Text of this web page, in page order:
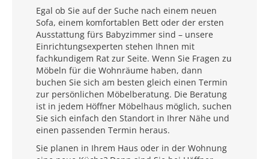
Egal ob Sie auf der Suche nach einem neuen
Sofa, einem komfortablen Bett oder der ersten
Ausstattung fürs Babyzimmer sind – unsere
Einrichtungsexperten stehen Ihnen mit
fachkundigem Rat zur Seite. Wenn Sie Fragen zu
Möbeln für die Wohnräume haben, dann
buchen Sie sich am besten gleich einen Termin
zur persönlichen Möbelberatung. Die Beratung
ist in jedem Höffner Möbelhaus möglich, suchen
Sie sich einfach den Standort in Ihrer Nähe und
einen passenden Termin heraus.
Sie planen in Ihrem Haus oder in der Wohnung